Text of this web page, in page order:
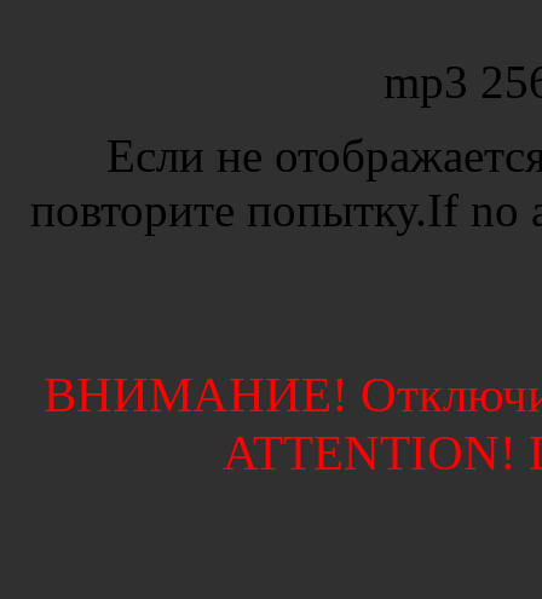
mp3
Если не
повторите попытку.If
ВНИМАНИЕ!
ATTENTION!